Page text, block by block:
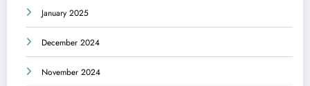
January 2025
December 2024
November 2024